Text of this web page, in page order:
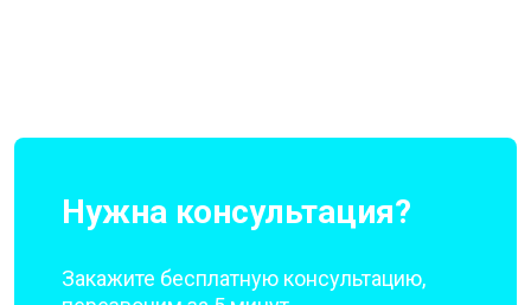
Нужна консультация?
Закажите бесплатную консультацию,